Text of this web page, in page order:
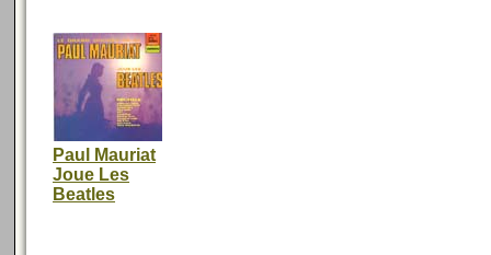
Paul Mauriat
Joue Les
Beatles